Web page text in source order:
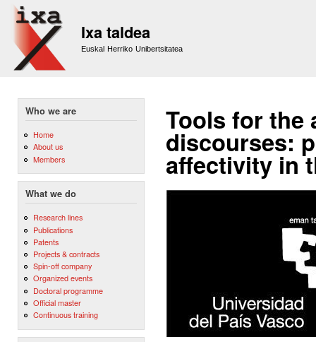
Ixa taldea
Euskal Herriko Unibertsitatea
Who we are
Home
About us
Members
What we do
Research lines
Publications
Patents
Projects & contracts
Spin-off company
Organized events
Doctoral programme
Official master
Continuous training
Tools for the
discourses:
affectivity in